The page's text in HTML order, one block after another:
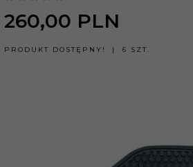
260,00 PLN
PRODUKT DOSTĘPNY! 6 SZT.